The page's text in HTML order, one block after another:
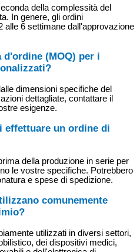
della complessità del
In genere, gli ordini
alle 6 settimane dall'approvazione
(MOQ) per i
dimensioni specifiche del
dettagliate, contattare il
esigenze.
effettuare un ordine di
della produzione in serie per
le vostre specifiche. Potrebbero
e spese di spedizione.
comunemente
utilizzati in diversi settori,
dei dispositivi medici,